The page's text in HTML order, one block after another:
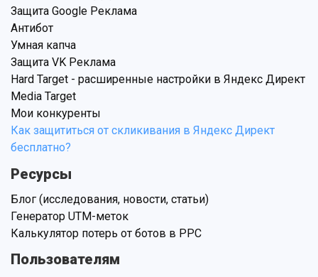
Защита Google Реклама
Антибот
Умная капча
Защита VK Реклама
Hard Target - расширенные настройки в Яндекс Директ
Media Target
Мои конкуренты
Как защититься от скликивания в Яндекс Директ
бесплатно?
Ресурсы
Блог (исследования, новости, статьи)
Генератор UTM-меток
Калькулятор потерь от ботов в PPC
Пользователям